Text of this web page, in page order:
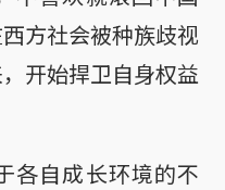
方社会被种族歧视
开始捍卫自身权益
各自成长环境的不